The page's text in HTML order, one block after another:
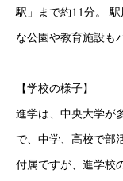
駅」まで約11分。
な公園や教育施設も
【学校の様子】
進学は、中央大学が
で、中学、高校で部
付属ですが、進学校